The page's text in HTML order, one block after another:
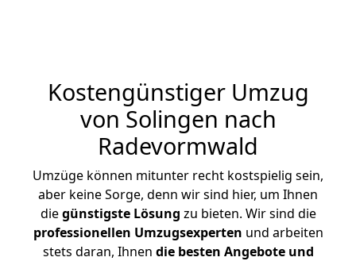
Kostengünstiger Umzug
von Solingen nach
Radevormwald
Umzüge können mitunter recht kostspielig sein,
aber keine Sorge, denn wir sind hier, um Ihnen
diegünstigste Lösung zu bieten. Wir sind die
professionellen Umzugsexperten und arbeiten
stets daran, Ihnen die besten Angebote und